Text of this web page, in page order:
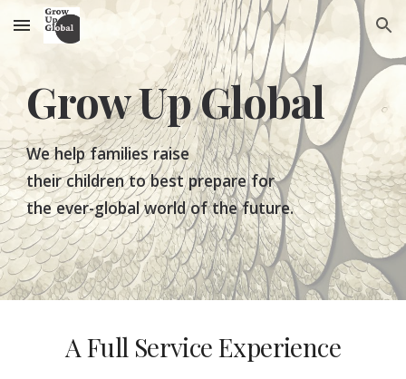
Skip to main content Skip to navigation
Grow Up Global
We help families raise
their children to best prepare for
the ever-global world of the future.
A Full Service Experience